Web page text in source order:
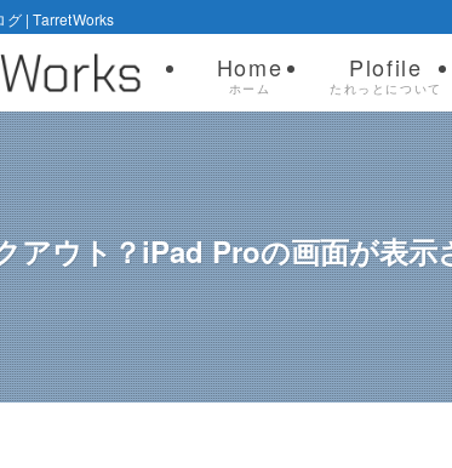
グ | TarretWorks
Home
ホーム
Plofile
たれっとについて
アウト？iPad Proの画面が表示